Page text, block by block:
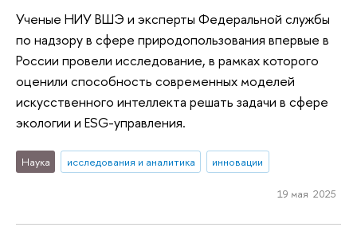
Ученые НИУ ВШЭ и эксперты Федеральной службы
по надзору в сфере природопользования впервые в
России провели исследование, в рамках которого
оценили способность современных моделей
искусственного интеллекта решать задачи в сфере
экологии и ESG-управления.
Наука исследования и аналитика инновации
19 мая 2025